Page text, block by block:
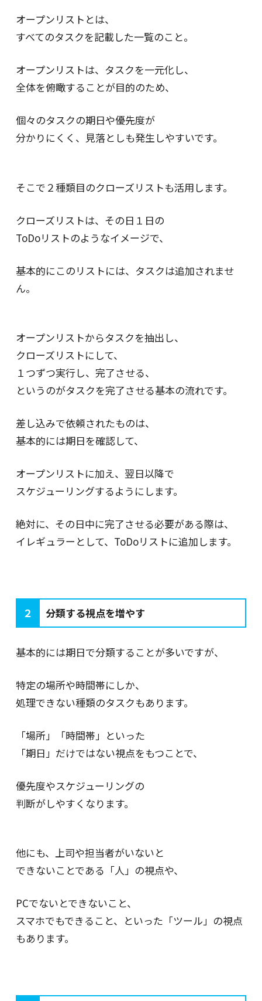
オープンリストとは、
すべてのタスクを記載した一覧のこと。
オープンリストは、タスクを一元化し、
全体を俯瞰することが目的のため、
個々のタスクの期日や優先度が
分かりにくく、見落としも発生しやすいです。
そこで２種類目のクローズリストも活用します。
クローズリストは、その日１日の
ToDoリストのようなイメージで、
基本的にこのリストには、タスクは追加されませ
ん。
オープンリストからタスクを抽出し、
クローズリストにして、
１つずつ実行し、完了させる、
というのがタスクを完了させる基本の流れです。
差し込みで依頼されたものは、
基本的には期日を確認して、
オープンリストに加え、翌日以降で
スケジューリングするようにします。
絶対に、その日中に完了させる必要がある際は、
イレギュラーとして、ToDoリストに追加します。
２ 分類する視点を増やす
基本的には期日で分類することが多いですが、
特定の場所や時間帯にしか、
処理できない種類のタスクもあります。
「場所」「時間帯」といった
「期日」だけではない視点をもつことで、
優先度やスケジューリングの
判断がしやすくなります。
他にも、上司や担当者がいないと
できないことである「人」の視点や、
PCでないとできないこと、
スマホでもできること、といった「ツール」の視点
もあります。